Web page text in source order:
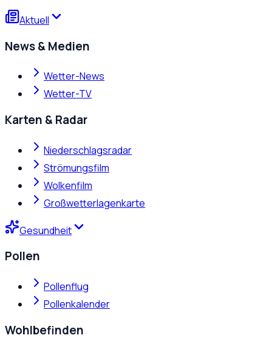
Aktuell
News & Medien
Wetter-News
Wetter-TV
Karten & Radar
Niederschlagsradar
Strömungsfilm
Wolkenfilm
Großwetterlagenkarte
Gesundheit
Pollen
Pollenflug
Pollenkalender
Wohlbefinden